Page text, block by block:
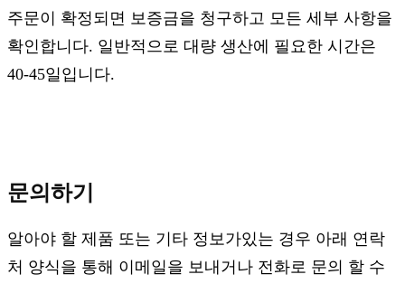
주문이 확정되면 보증금을 청구하고 모든 세부 사항을
확인합니다. 일반적으로 대량 생산에 필요한 시간은
40-45일입니다.
문의하기
알아야 할 제품 또는 기타 정보가있는 경우 아래 연락
처 양식을 통해 이메일을 보내거나 전화로 문의 할 수